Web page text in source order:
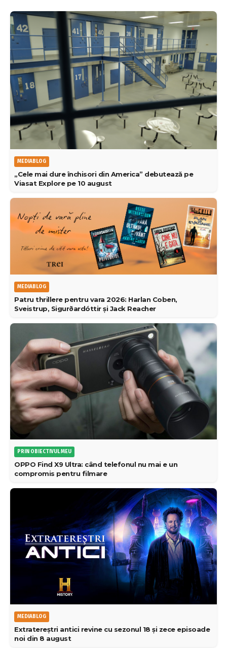
MEDIABLOG
„Cele mai dure închisori din America” debutează pe
Viasat Explore pe 10 august
MEDIABLOG
Patru thrillere pentru vara 2026: Harlan Coben,
Sveistrup, Sigurðardóttir și Jack Reacher
PRIN OBIECTIVUL MEU
OPPO Find X9 Ultra: când telefonul nu mai e un
compromis pentru filmare
MEDIABLOG
Extratereștri antici revine cu sezonul 18 și zece episoade
noi din 8 august